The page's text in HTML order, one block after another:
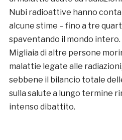
Nubi radioattive hanno
alcune stime – fino a tre
spaventando il mondo intero.
Migliaia di altre persone
malattie legate alle
sebbene il bilancio totale
sulla salute a lungo termine
intenso dibattito.